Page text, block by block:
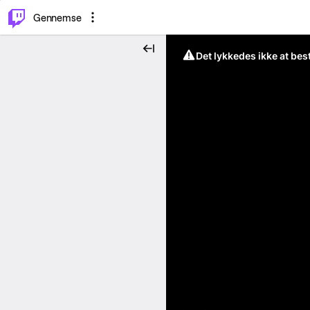
Gennemse
Det lykkedes ikke at